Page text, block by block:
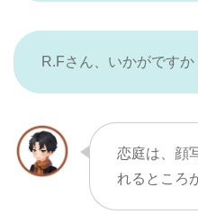
R.Fさん、いかがですか
恋庭は、顔
れるところ